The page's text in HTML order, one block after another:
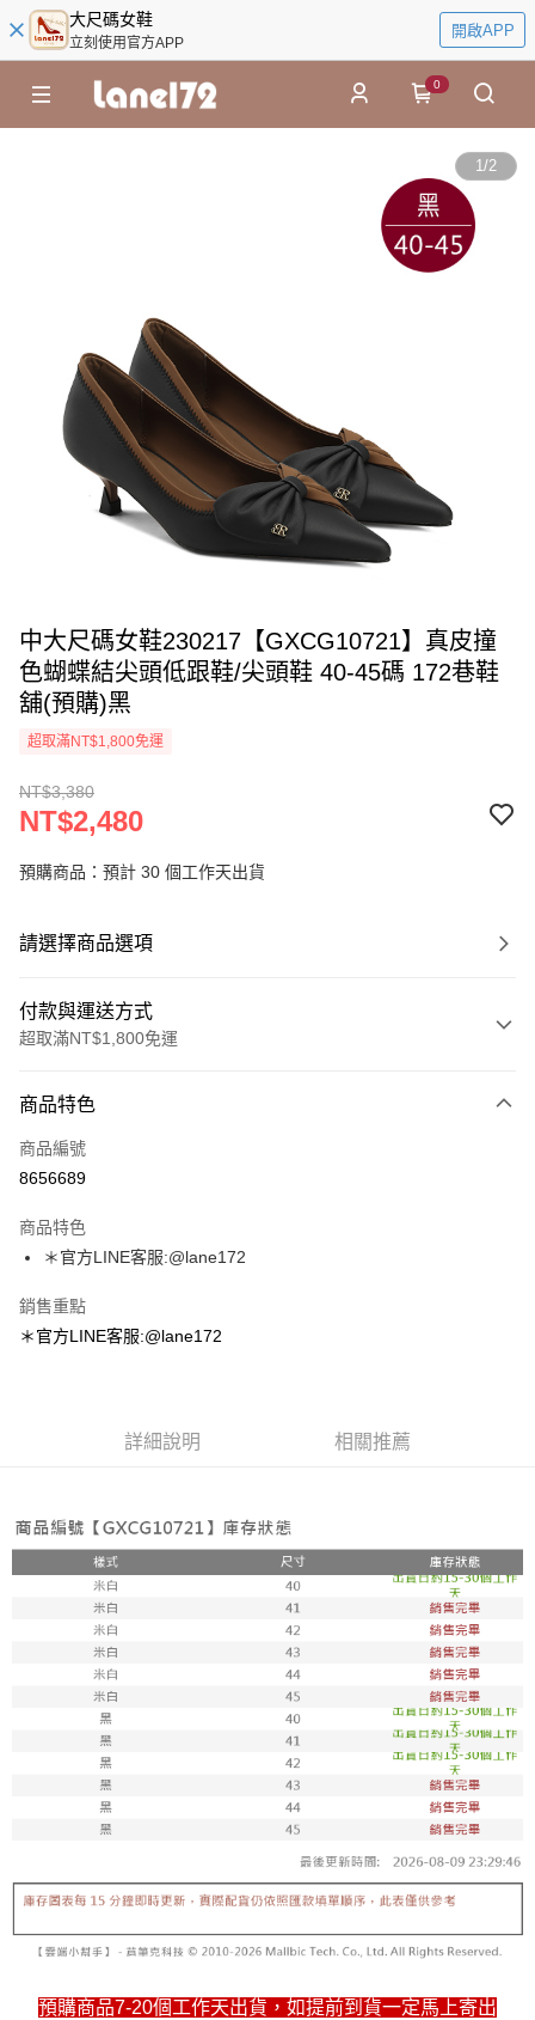
大尺碼女鞋
立刻使用官方APP
開啟APP
0
1/2
中大尺碼女鞋230217【GXCG10721】真皮撞
色蝴蝶結尖頭低跟鞋/尖頭鞋 40-45碼 172巷鞋
舖(預購)黑
超取滿NT$1,800免運
NT$3,380
NT$2,480
預購商品：預計 30 個工作天出貨
請選擇商品選項
付款與運送方式
超取滿NT$1,800免運
信用卡一次付款
超商取貨付款
Apple Pay
街口支付
悠遊付
付款後全家取貨
每筆NT$100，滿NT$1,800(含以上)免運費
7-11取貨付款
每筆NT$100，滿NT$1,800(含以上)免運費
付款後711取貨
每筆NT$100，滿NT$1,800(含以上)免運費
每筆NT$150，滿NT$1,800(含以上)免運費
商品特色
商品編號
8656689
商品特色
＊官方LINE客服:@lane172
銷售重點
＊官方LINE客服:@lane172
詳細說明 相關推薦
預購商品7-20個工作天出貨，如提前到貨一定馬上寄出